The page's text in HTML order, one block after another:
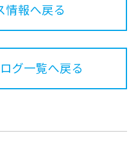
情報へ戻る
グ一覧へ戻る